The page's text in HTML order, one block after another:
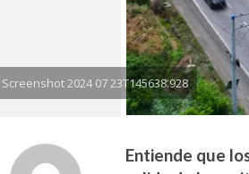
Screenshot 2024 07 23T145638.928
Entiende que